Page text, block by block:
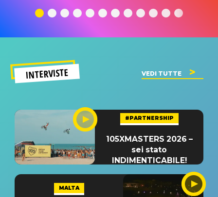
significato
del singolo
INTERVISTE VEDI TUTTE
#PARTNERSHIP
105XMASTERS 2026 –
sei stato
INDIMENTICABILE!
MALTA